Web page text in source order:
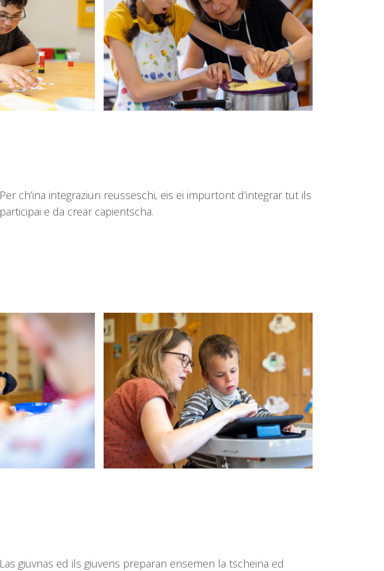
Per ch’ina integraziun reusseschi, eis ei impurtont d’integrar tut ils
participai e da crear capientscha.
Las giuvnas ed ils giuvens preparan ensemen la tscheina ed